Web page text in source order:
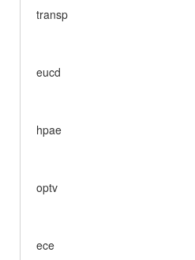
transp
eucd
hpae
optv
ece